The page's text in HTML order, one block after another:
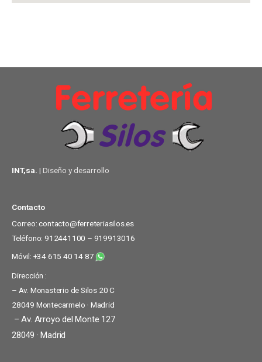
INT,sa. | Diseño y desarrollo
Contacto
Correo: contacto@ferreteriasilos.es
Teléfono: 912441100 – 919913016
Móvil: +34 615 40 14 87
Dirección :
– Av. Monasterio de Silos 20 C
28049 Montecarmelo · Madrid
– Av. Arroyo del Monte 127
28049 · Madrid